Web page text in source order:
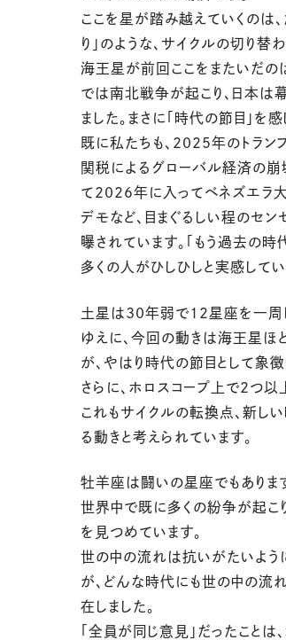
ここを星が踏み越えていくのは
り」のような、サイクルの切り替
海王星が前回ここをまたいだの
では南北戦争が起こり、日本は
ました。まさに「時代の節目」を
既に私たちも、2025年のトラン
関税によるグローバル経済の崩
て2026年に入ってベネズエラ
デモなど、目まぐるしい程のセン
曝されています。「もう過去の時
多くの人がひしひしと実感してい
土星は30年弱で12星座を一周
ゆえに、今回の動きは海王星ほ
が、やはり時代の節目として象
さらに、ホロスコープ上で2つ以
これもサイクルの転換点、新し
る動きと考えられています。
牡羊座は闘いの星座でもありま
世界中で既に多くの紛争が起こ
を見つめています。
世の中の流れは抗いがたいよう
が、どんな時代にも世の中の流
在しました。
「全員が同じ意見」だったことは